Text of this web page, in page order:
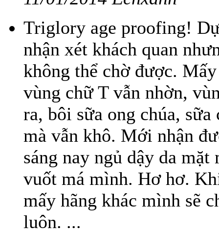
Triglory age proofing!
nhận xét khách quan
không thể chờ được.
vùng chữ T vẫn nhờn,
ra, bôi sữa ong chúa,
mà vẫn khô. Mới nhận
sáng nay ngủ dậy da
vuốt má mình. Hơ hơ.
mấy hãng khác mình sẽ
luôn. ...